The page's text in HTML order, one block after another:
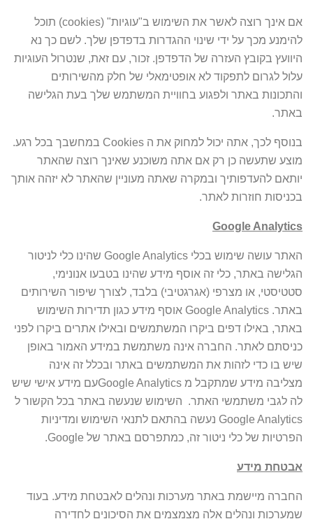
אם אינך רוצה לאשר את השימוש ב"עוגיות" (cookies) תוכל
להימנע מכך על ידי שינוי ההגדרות בדפדפן שלך. לשם כך נא
היוועץ בקובץ העזרה של הדפדפן. זכור, עם זאת, שנטרול העוגיות
עלול לגרום לתפקוד לא אופטימאלי של חלק מהשירותים
והתכונות באתר ולפגוע בחוויית המשתמש שלך בעת הגלישה
באתר.
בנוסף לכך, אתה יכול למחוק את ה Cookies במחשבך בכל רגע.
מוצע שתעשה כן רק אם אתה משוכנע שאינך רוצה שהאתר
יותאם להעדפותיך ובמקרה שאתה מעוניין שהאתר לא יזהה אותך
בכניסות חוזרות לאתר.
Google Analytics
האתר עושה שימוש בכלי Google Analytics שהינו כלי לניטור
הגלישה באתר, כלי זה אוסף מידע שהינו בטבעו אנונימי,
סטטיסטי, או מצרפי (אגרגטיבי) בלבד, לצורך שיפור השירותים
באתר. Google Analytics אוסף מידע כגון תדירות השימוש
באתר, באילו דפים ביקרו המשתמשים ובאילו אתרים ביקרו לפני
כניסתם לאתר. החברה אינה משתמשת במידע האמור באופן
שיש בו כדי לזהות את המשתמשים באתר ובכלל זה אינה
מצליבה מידע שמתקבל מ Google Analyticsעם מידע אישי שיש
לה לגבי משתמשי האתר. השימוש שנעשה באתר בכל הקשור ל
Google Analytics נעשה בהתאם לתנאי השימוש ומדיניות
הפרטיות של כלי ניטור זה, כמתפרסם באתר של Google.
אבטחת מידע
החברה מיישמת באתר מערכות ונהלים לאבטחת מידע. בעוד
שמערכות ונהלים אלה מצמצמים את הסיכונים לחדירה